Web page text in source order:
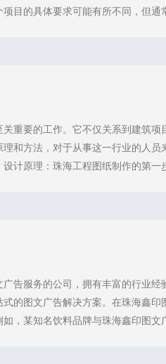
目的具体要求可能有所不同，但通
重要的工作。它不仅关系到建筑项
和方法，对于从事这一行业的人员
计原理：珠海工程图纸制作的第一
告服务的公司，拥有丰富的行业
的图文广告解决方案。在珠海鑫印
，某知名饮料品牌与珠海鑫印图文